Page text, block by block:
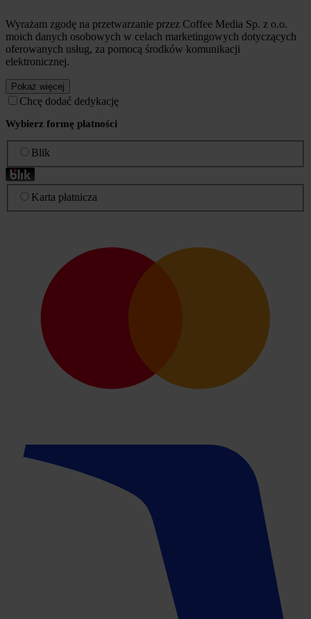
Wyrażam zgodę na przetwarzanie przez Coffee Media Sp. z o.o.
moich danych osobowych w celach marketingowych dotyczących
oferowanych usług, za pomocą środków komunikacji
elektronicznej.
Pokaż więcej
Chcę dodać dedykację
Wybierz formę płatności
Blik
Karta płatnicza